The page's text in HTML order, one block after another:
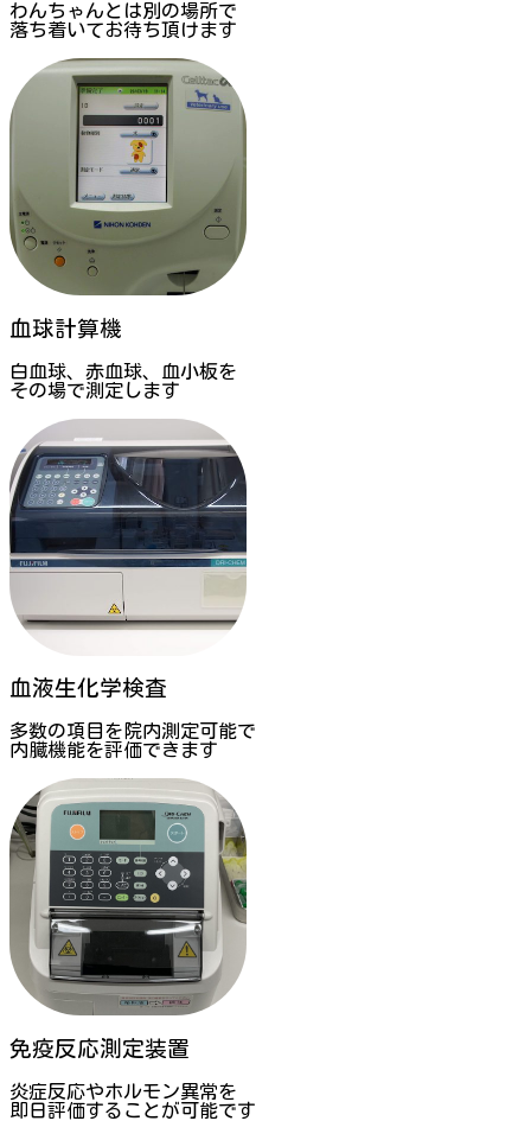
わんちゃんとは別の場所で
落ち着いてお待ち頂けます
血球計算機
白血球、赤血球、血小板を
その場で測定します
血液生化学検査
多数の項目を院内測定可能で
内臓機能を評価できます
免疫反応測定装置
炎症反応やホルモン異常を
即日評価することが可能です